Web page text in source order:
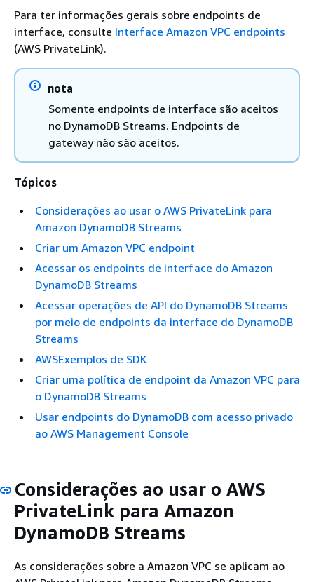
Para ter informações gerais sobre endpoints de
interface, consulte Interface Amazon VPC endpoints
(AWS PrivateLink).
nota
Somente endpoints de interface são aceitos
no DynamoDB Streams. Endpoints de
gateway não são aceitos.
Tópicos
Considerações ao usar o AWS PrivateLink para
Amazon DynamoDB Streams
Criar um Amazon VPC endpoint
Acessar os endpoints de interface do Amazon
DynamoDB Streams
Acessar operações de API do DynamoDB Streams
por meio de endpoints da interface do DynamoDB
Streams
AWSExemplos de SDK
Criar uma política de endpoint da Amazon VPC para
o DynamoDB Streams
Usar endpoints do DynamoDB com acesso privado
ao AWS Management Console
Considerações ao usar o AWS
PrivateLink para Amazon
DynamoDB Streams
As considerações sobre a Amazon VPC se aplicam ao